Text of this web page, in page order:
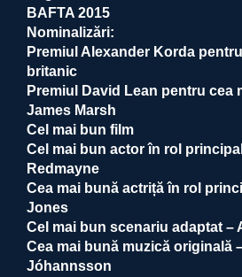
BAFTA 2015
Nominalizări:
Premiul Alexander Korda
britanic
Premiul David Lean pentru cea
James Marsh
Cel mai bun film
Cel mai bun actor în rol
Redmayne
Cea mai bună actriță în rol
Jones
Cel mai bun scenariu adaptat –
Cea mai bună muzică originală
Jóhannsson